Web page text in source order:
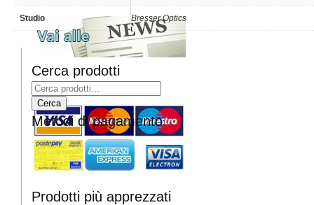
Studio Bresser Optics
Cerca prodotti
Metodi di pagamento
Prodotti più apprezzati